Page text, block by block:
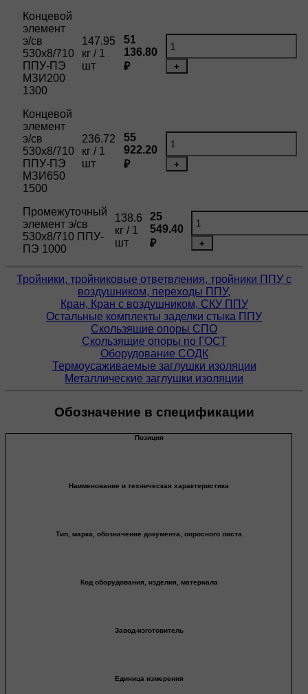
Концевой
элемент
э/св
530х8/710
ППУ-ПЭ
МЗИ200
1300
147.95
кг / 1
шт
51
136.80
₽
+
Концевой
элемент
э/св
530х8/710
ППУ-ПЭ
МЗИ650
1500
236.72
кг / 1
шт
55
922.20
₽
+
Промежуточный
элемент э/св
530х8/710 ППУ-
ПЭ 1000
138.6
кг / 1
шт
25
549.40
₽
+
Тройники, тройниковые ответвления, тройники ППУ с
воздушником, переходы ППУ,
Кран, Кран с воздушником, СКУ ППУ
Остальные комплекты заделки стыка ППУ
Скользящие опоры СПО
Скользящие опоры по ГОСТ
Оборудование СОДК
Термоусаживаемые заглушки изоляции
Металлические заглушки изоляции
Обозначение в спецификации
Позиция
Наименование и техническая характеристика
Тип, марка, обозначение документа, опросного листа
Код оборудования, изделия, материала
Завод-изготовитель
Единица измерения